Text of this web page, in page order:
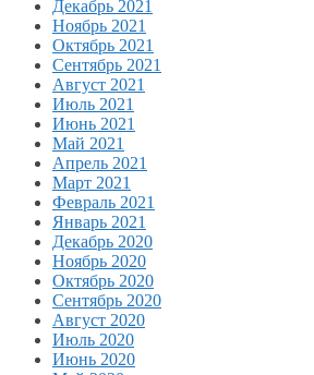
Декабрь 2021
Ноябрь 2021
Октябрь 2021
Сентябрь 2021
Август 2021
Июль 2021
Июнь 2021
Май 2021
Апрель 2021
Март 2021
Февраль 2021
Январь 2021
Декабрь 2020
Ноябрь 2020
Октябрь 2020
Сентябрь 2020
Август 2020
Июль 2020
Июнь 2020